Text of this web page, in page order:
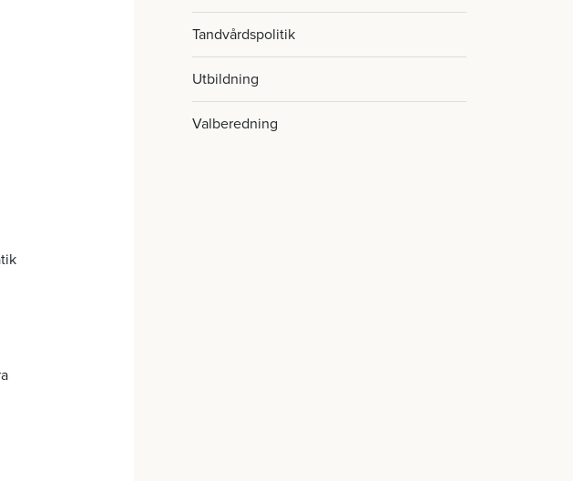
Tandvårdspolitik
Utbildning
Valberedning